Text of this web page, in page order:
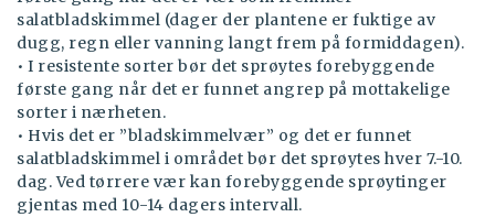
salatbladskimmel (dager der plantene er fuktige av
dugg, regn eller vanning langt frem på formiddagen).
• I resistente sorter bør det sprøytes forebyggende
første gang når det er funnet angrep på mottakelige
sorter i nærheten.
• Hvis det er ”bladskimmelvær” og det er funnet
salatbladskimmel i området bør det sprøytes hver 7.-10.
dag. Ved tørrere vær kan forebyggende sprøytinger
gjentas med 10-14 dagers intervall.